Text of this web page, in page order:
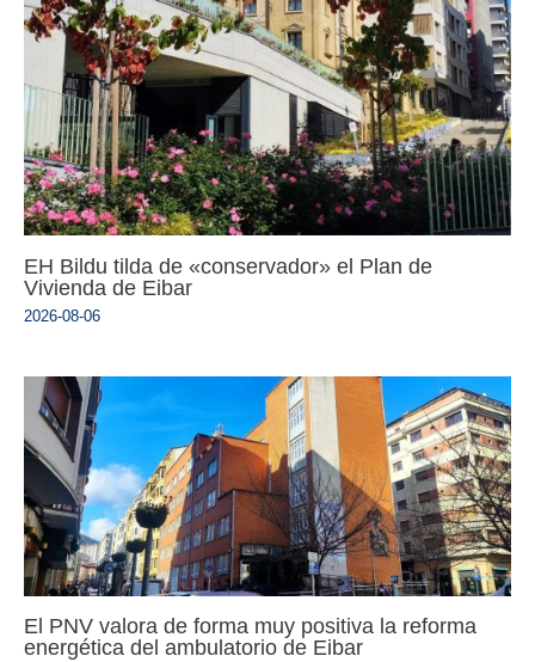
EH Bildu tilda de «conservador» el Plan de
Vivienda de Eibar
2026-08-06
El PNV valora de forma muy positiva la reforma
energética del ambulatorio de Eibar